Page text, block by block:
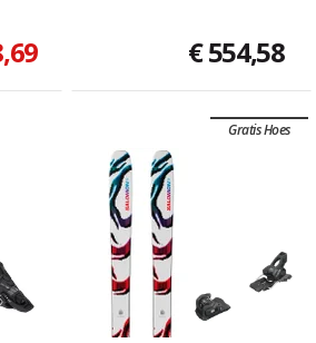
€ 554,58
Gratis Hoes